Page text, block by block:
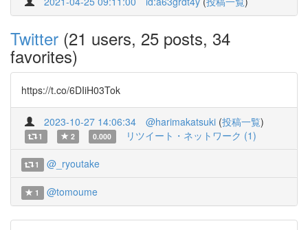
Twitter (21 users, 25 posts, 34
favorites)
https://t.co/6DIiH03Tok
2023-10-27 14:06:34 @harimakatsuki (投稿一覧)
1 2 0.000 リツイート・ネットワーク (1)
1 @_ryoutake
1 @tomoume